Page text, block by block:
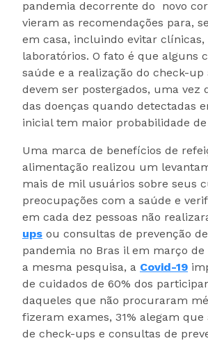
pandemia decorrente do novo
vieram as recomendações para,
em casa, incluindo evitar clínicas,
laboratórios. O fato é que alguns
saúde e a realização do check-up
devem ser postergados, uma vez
das doenças quando detectadas
inicial tem maior probabilidade
Uma marca de benefícios de
alimentação realizou um
mais de mil usuários sobre seus
preocupações com a saúde e
em cada dez pessoas não
ups ou consultas de prevenção
pandemia no Bras il em março de
a mesma pesquisa, a Covid-19
de cuidados de 60% dos
daqueles que não procuraram
fizeram exames, 31% alegam
de check-ups e consultas de